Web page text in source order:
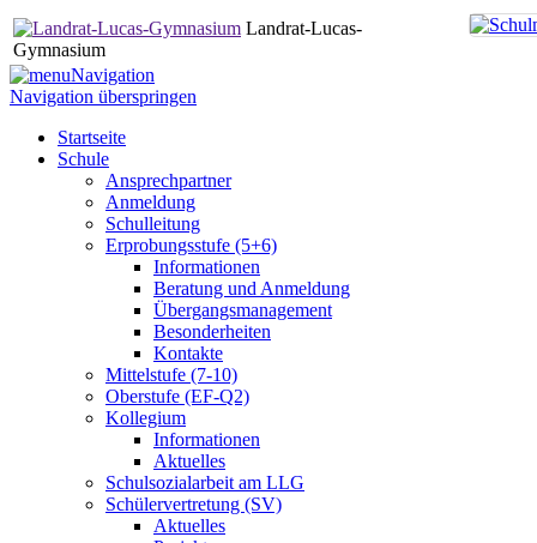
Landrat-Lucas-
Gymnasium
Navigation
Navigation überspringen
Startseite
Schule
Ansprechpartner
Anmeldung
Schulleitung
Erprobungsstufe (5+6)
Informationen
Beratung und Anmeldung
Übergangsmanagement
Besonderheiten
Kontakte
Mittelstufe (7-10)
Oberstufe (EF-Q2)
Kollegium
Informationen
Aktuelles
Schulsozialarbeit am LLG
Schülervertretung (SV)
Aktuelles